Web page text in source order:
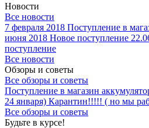
Новости
Все новости
7 февраля 2018 Поступление в
июня 2018 Новое поступление
поступление
Все новости
Обзоры и советы
Все обзоры и советы
Поступление в магазин
24 января) Карантин!!!!! ( но мы
Все обзоры и советы
Будьте в курсе!